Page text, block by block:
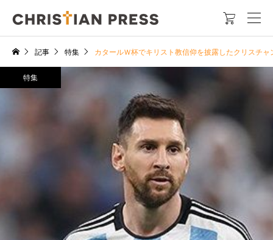

記事 特集 カタールＷ杯でキリスト教信仰を披露したクリスチャ
特集